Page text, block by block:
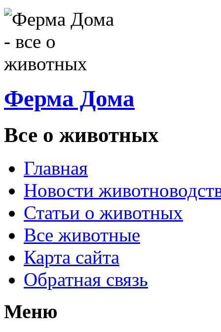
Ферма Дома
Все о животных
Главная
Новости
Статьи о животных
Все животные
Карта сайта
Обратная связь
Меню